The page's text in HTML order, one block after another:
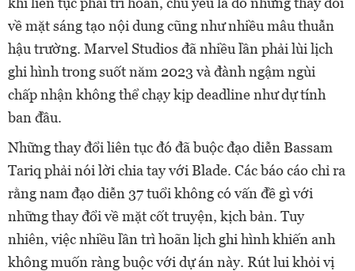
về mặt sáng tạo nội dung cũng như nhiều mâu thuẫn
hậu trường. Marvel Studios đã nhiều lần phải lùi lịch
ghi hình trong suốt năm 2023 và đành ngậm ngùi
chấp nhận không thể chạy kịp deadline như dự tính
ban đầu.
Những thay đổi liên tục đó đã buộc đạo diễn Bassam
Tariq phải nói lời chia tay với Blade. Các báo cáo chỉ ra
rằng nam đạo diễn 37 tuổi không có vấn đề gì với
những thay đổi về mặt cốt truyện, kịch bản. Tuy
nhiên, việc nhiều lần trì hoãn lịch ghi hình khiến anh
không muốn ràng buộc với dự án này. Rút lui khỏi vị